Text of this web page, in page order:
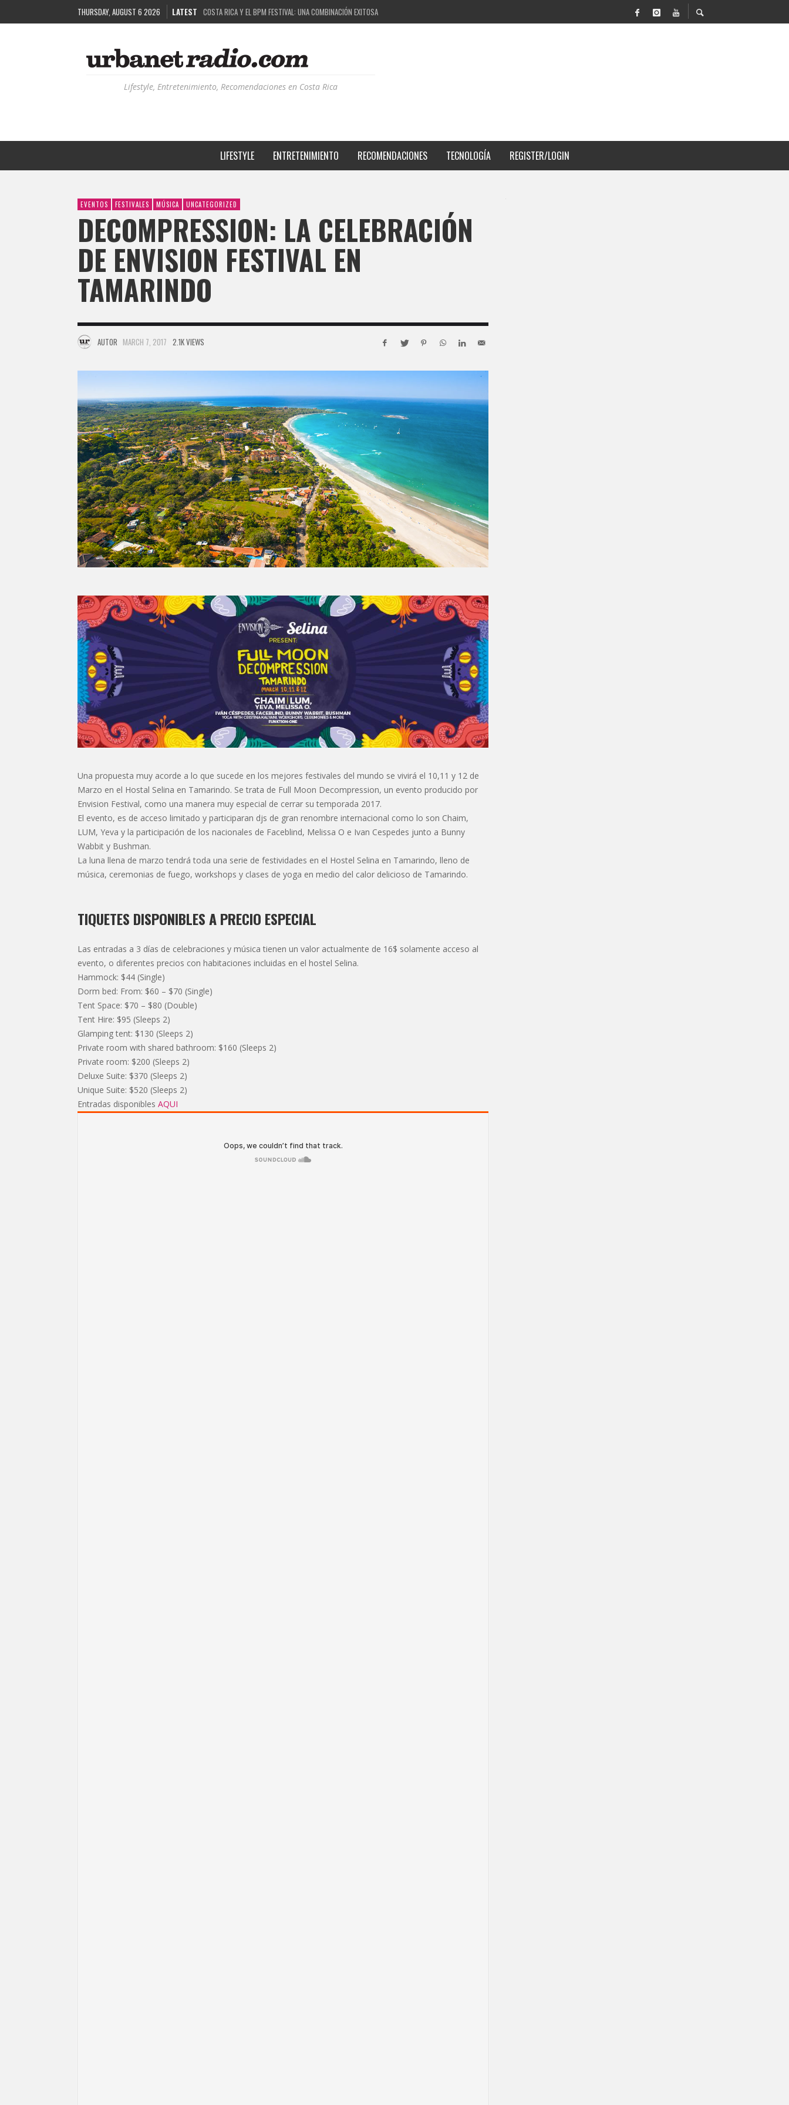
THURSDAY, AUGUST 6 2026 LATEST RUTAS NATURBANAS: EL PROYECTO QUE ESTÁ TRANSFORMANDO LA CALIDAD DE VIDA DEL TRANSEÚNTE TICO CON MOVILIDAD Y PAISAJISMO
LA HISTORIA DETRÁS DE LA MÚSICA ELECTRÓNICA: BBC RADIOPHONIC WORKSHOP
COSTA RICA Y EL BPM FESTIVAL: UNA COMBINACIÓN EXITOSA
Lifestyle, Entretenimiento, Recomendaciones en Costa Rica
LIFESTYLE ENTRETENIMIENTO RECOMENDACIONES TECNOLOGÍA REGISTER/LOGIN
EVENTOS FESTIVALES MÚSICA UNCATEGORIZED
DECOMPRESSION: LA CELEBRACIÓN
DE ENVISION FESTIVAL EN
TAMARINDO
AUTOR MARCH 7, 2017 2.1K VIEWS
Una propuesta muy acorde a lo que sucede en los mejores festivales del mundo se vivirá el 10,11 y 12 de
Marzo en el Hostal Selina en Tamarindo. Se trata de Full Moon Decompression, un evento producido por
Envision Festival, como una manera muy especial de cerrar su temporada 2017.
El evento, es de acceso limitado y participaran djs de gran renombre internacional como lo son Chaim,
LUM, Yeva y la participación de los nacionales de Faceblind, Melissa O e Ivan Cespedes junto a Bunny
Wabbit y Bushman.
La luna llena de marzo tendrá toda una serie de festividades en el Hostel Selina en Tamarindo, lleno de
música, ceremonias de fuego, workshops y clases de yoga en medio del calor delicioso de Tamarindo.
TIQUETES DISPONIBLES A PRECIO ESPECIAL
Las entradas a 3 días de celebraciones y música tienen un valor actualmente de 16$ solamente acceso al
evento, o diferentes precios con habitaciones incluidas en el hostel Selina.
Hammock: $44 (Single)
Dorm bed: From: $60 – $70 (Single)
Tent Space: $70 – $80 (Double)
Tent Hire: $95 (Sleeps 2)
Glamping tent: $130 (Sleeps 2)
Private room with shared bathroom: $160 (Sleeps 2)
Private room: $200 (Sleeps 2)
Deluxe Suite: $370 (Sleeps 2)
Unique Suite: $520 (Sleeps 2)
Entradas disponibles AQUI